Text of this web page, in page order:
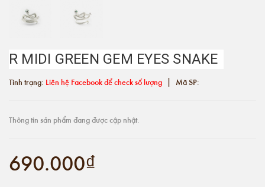
R MIDI GREEN GEM EYES SNAKE
Tình trạng: Liên hệ Facebook để check số lượng | Mã SP:
Thông tin sản phẩm đang được cập nhật.
690.000₫